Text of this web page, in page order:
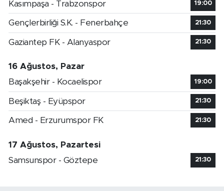
Kasımpaşa - Trabzonspor 19:00
Gençlerbirliği S.K. - Fenerbahçe 21:30
Gaziantep FK - Alanyaspor 21:30
16 Ağustos, Pazar
Başakşehir - Kocaelispor
19:00
Beşiktaş - Eyüpspor 21:30
Amed - Erzurumspor FK 21:30
17 Ağustos, Pazartesi
Samsunspor - Göztepe
21:30